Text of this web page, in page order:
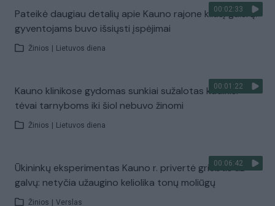
00:02:33
Pateikė daugiau detalių apie Kauno rajone kilusį gaisrą:
gyventojams buvo išsiųsti įspėjimai
Žinios Lietuvos diena
00:01:22
Kauno klinikose gydomas sunkiai sužalotas kūdikis:
tėvai tarnyboms iki šiol nebuvo žinomi
Žinios Lietuvos diena
00:06:42
Ūkininkų eksperimentas Kauno r. privertė griebtis už
galvų: netyčia užaugino keliolika tonų moliūgų
Žinios Verslas